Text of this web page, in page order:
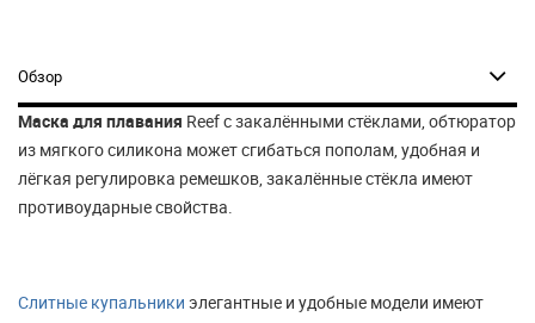
Обзор
Маска для плавания Reef с закалёнными стёклами, обтюратор
из мягкого силикона может сгибаться пополам, удобная и
лёгкая регулировка ремешков, закалённые стёкла имеют
противоударные свойства.
Слитные купальники элегантные и удобные модели имеют